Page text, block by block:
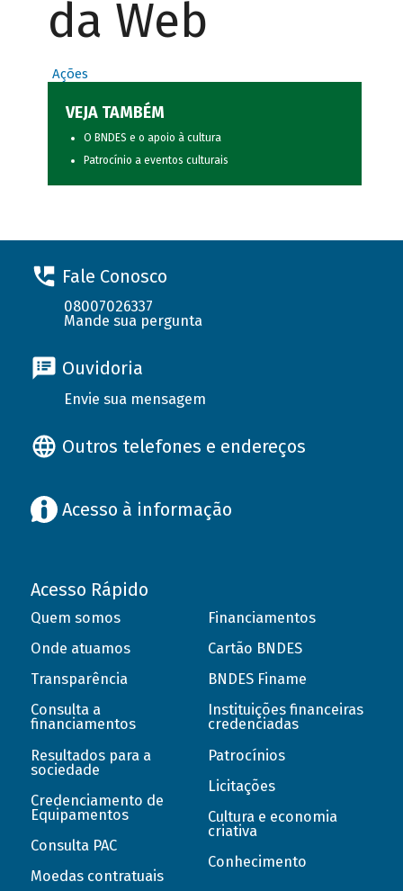
da Web
Ações
VEJA TAMBÉM
O BNDES e o apoio à cultura
Patrocínio a eventos culturais
Fale Conosco
08007026337
Mande sua pergunta
Ouvidoria
Envie sua mensagem
Outros telefones e endereços
Acesso à informação
Acesso Rápido
Quem somos
Onde atuamos
Transparência
Consulta a
financiamentos
Resultados para a
sociedade
Credenciamento de
Equipamentos
Consulta PAC
Moedas contratuais
Financiamentos
Cartão BNDES
BNDES Finame
Instituições financeiras
credenciadas
Patrocínios
Licitações
Cultura e economia
criativa
Conhecimento